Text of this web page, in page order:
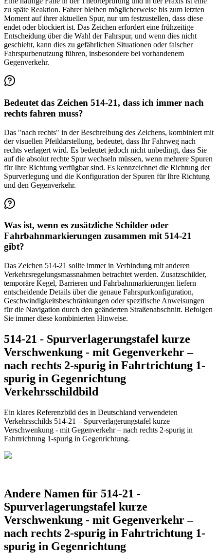
zu späte Reaktion. Fahrer bleiben möglicherweise bis zum letzten
Moment auf ihrer aktuellen Spur, nur um festzustellen, dass diese
endet oder blockiert ist. Das Zeichen erfordert eine frühzeitige
Entscheidung über die Wahl der Fahrspur, und wenn dies nicht
geschieht, kann dies zu gefährlichen Situationen oder falscher
Fahrspurbenutzung führen, insbesondere bei vorhandenem
Gegenverkehr.
Bedeutet das Zeichen 514-21, dass ich immer nach
rechts fahren muss?
Das "nach rechts" in der Beschreibung des Zeichens, kombiniert mit
der visuellen Pfeildarstellung, bedeutet, dass Ihr Fahrweg nach
rechts verlagert wird. Es bedeutet jedoch nicht unbedingt, dass Sie
auf die absolut rechte Spur wechseln müssen, wenn mehrere Spuren
für Ihre Richtung verfügbar sind. Es kennzeichnet die Richtung der
Spurverlegung und die Konfiguration der Spuren für Ihre Richtung
und den Gegenverkehr.
Was ist, wenn es zusätzliche Schilder oder
Fahrbahnmarkierungen zusammen mit 514-21
gibt?
Das Zeichen 514-21 sollte immer in Verbindung mit anderen
Verkehrsregelungsmassnahmen betrachtet werden. Zusatzschilder,
temporäre Kegel, Barrieren und Fahrbahnmarkierungen liefern
entscheidende Details über die genaue Fahrspurkonfiguration,
Geschwindigkeitsbeschränkungen oder spezifische Anweisungen
für die Navigation durch den geänderten Straßenabschnitt. Befolgen
Sie immer diese kombinierten Hinweise.
514-21 - Spurverlagerungstafel kurze
Verschwenkung - mit Gegenverkehr –
nach rechts 2-spurig in Fahrtrichtung 1-
spurig in Gegenrichtung
Verkehrsschildbild
Ein klares Referenzbild des in Deutschland verwendeten
Verkehrsschilds 514-21 – Spurverlagerungstafel kurze
Verschwenkung - mit Gegenverkehr – nach rechts 2-spurig in
Fahrtrichtung 1-spurig in Gegenrichtung.
Andere Namen für 514-21 -
Spurverlagerungstafel kurze
Verschwenkung - mit Gegenverkehr –
nach rechts 2-spurig in Fahrtrichtung 1-
spurig in Gegenrichtung